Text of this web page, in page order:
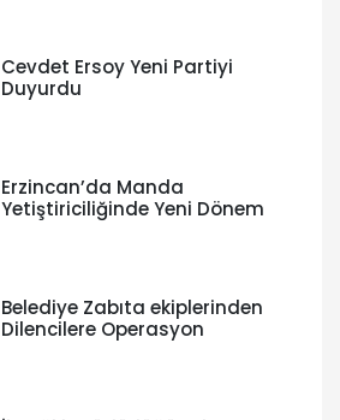
Cevdet Ersoy Yeni Partiyi
Duyurdu
Erzincan’da Manda
Yetiştiriciliğinde Yeni Dönem
Belediye Zabıta ekiplerinden
Dilencilere Operasyon